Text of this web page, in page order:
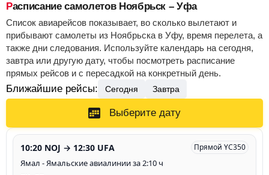
Расписание самолетов Ноябрьск – Уфа
Список авиарейсов показывает, во сколько вылетают и
прибывают самолеты из Ноябрьска в Уфу, время перелета, а
также дни следования. Используйте календарь на сегодня,
завтра или другую дату, чтобы посмотреть расписание
прямых рейсов и с пересадкой на конкретный день.
Ближайшие рейсы: Сегодня Завтра
Выберите дату
10:20 NOJ → 12:30 UFA Прямой YC350
Ямал - Ямальские авиалинии за 2:10 ч